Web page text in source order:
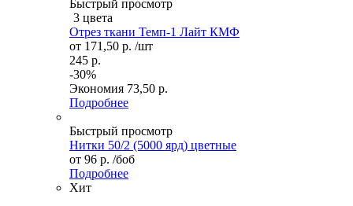
Быстрый просмотр
3 цвета
Отрез ткани Темп-1 Лайт КМФ
от 171,50 р. /шт
245 р.
-30%
Экономия 73,50 р.
Подробнее
Быстрый просмотр
Нитки 50/2 (5000 ярд) цветные
от 96 р. /боб
Подробнее
Хит